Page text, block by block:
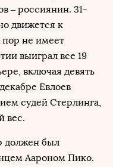
– россиянин. 31-
движется к
пор не имеет
выиграл все 19
включая девять
Евлоев
судей Стерлинга,
вес.
должен был
Аароном Пико.